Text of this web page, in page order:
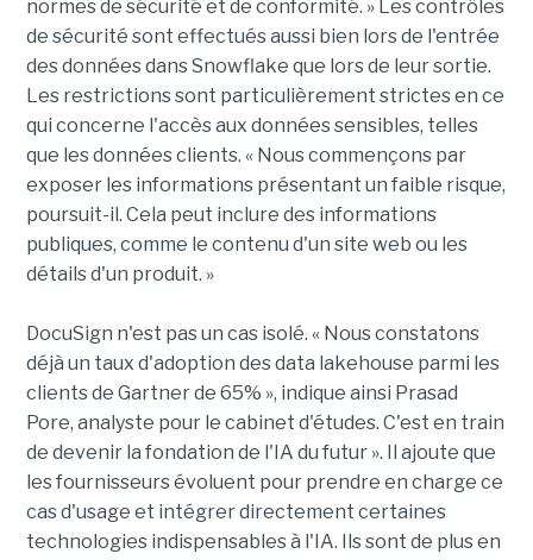
normes de sécurité et de conformité. » Les contrôles
de sécurité sont effectués aussi bien lors de l'entrée
des données dans Snowflake que lors de leur sortie.
Les restrictions sont particulièrement strictes en ce
qui concerne l'accès aux données sensibles, telles
que les données clients. « Nous commençons par
exposer les informations présentant un faible risque,
poursuit-il. Cela peut inclure des informations
publiques, comme le contenu d'un site web ou les
détails d'un produit. »
DocuSign n'est pas un cas isolé. « Nous constatons
déjà un taux d'adoption des data lakehouse parmi les
clients de Gartner de 65% », indique ainsi Prasad
Pore, analyste pour le cabinet d'études. C'est en train
de devenir la fondation de l'IA du futur ». Il ajoute que
les fournisseurs évoluent pour prendre en charge ce
cas d'usage et intégrer directement certaines
technologies indispensables à l'IA. Ils sont de plus en